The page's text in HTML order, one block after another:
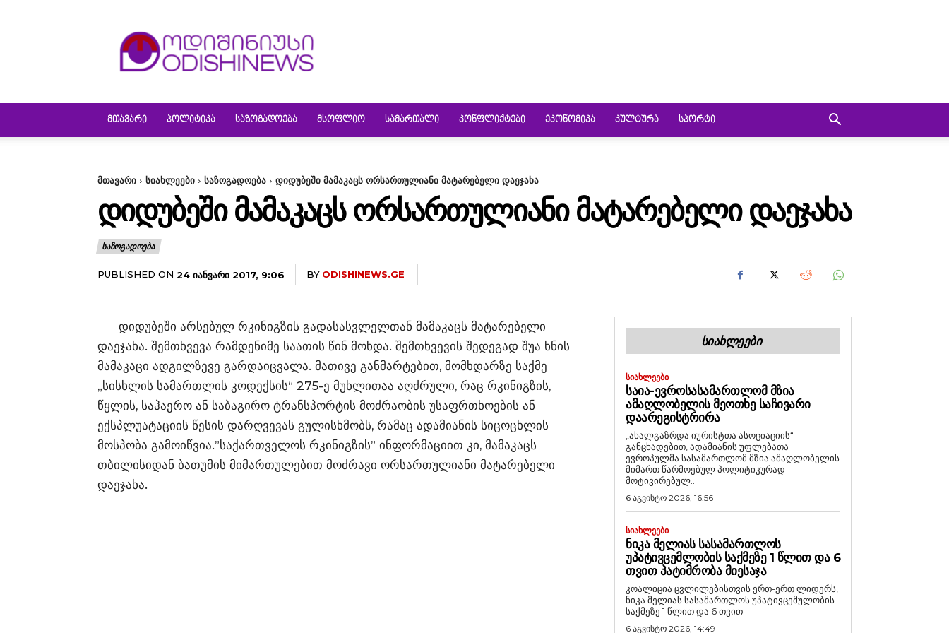
ᲛᲗᲐᲕᲐᲠᲘ ᲞᲝᲚᲘᲢᲘᲙᲐ ᲡᲐᲖᲝᲒᲐᲓᲝᲔᲑᲐ ᲛᲡᲝᲤᲚᲘᲝ ᲡᲐᲛᲐᲠᲗᲐᲚᲘ ᲙᲝᲜᲤᲚᲘᲥᲢᲔᲑᲘ ᲔᲙᲝᲜᲝᲛᲘᲙᲐ ᲙᲣᲚᲢᲣᲠᲐ ᲡᲞᲝᲠᲢᲘ
მთავარი სიახლეები საზოგადოება დიდუბეში მამაკაცს ორსართულიანი მატარებელი დაეჯახა
ᲓᲘᲓᲣᲑᲔᲨᲘ ᲛᲐᲛᲐᲙᲐᲪᲡ ᲝᲠᲡᲐᲠᲗᲣᲚᲘᲐᲜᲘ ᲛᲐᲢᲐᲠᲔᲑᲔᲚᲘ ᲓᲐᲔᲯᲐᲮᲐ
ᲡᲐᲖᲝᲒᲐᲓᲝᲔᲑᲐ
PUBLISHED ON 24 ᲘᲐᲜᲕᲐᲠᲘ 2017, 9:06 BY ODISHINEWS.GE
დიდუბეში არსებულ რკინიგზის გადასასვლელთან მამაკაცს მატარებელი
დაეჯახა. შემთხვევა რამდენიმე საათის წინ მოხდა. შემთხვევის შედეგად შუა ხნის
მამაკაცი ადგილზევე გარდაიცვალა. მათივე განმარტებით, მომხდარზე საქმე
„სისხლის სამართლის კოდექსის“ 275-ე მუხლითაა აღძრული, რაც რკინიგზის,
წყლის, საჰაერო ან საბაგირო ტრანსპორტის მოძრაობის უსაფრთხოების ან
ექსპლუატაციის წესის დარღვევას გულისხმობს, რამაც ადამიანის სიცოცხლის
მოსპობა გამოიწვია.”საქართველოს რკინიგზის” ინფორმაციით კი, მამაკაცს
თბილისიდან ბათუმის მიმართულებით მოძრავი ორსართულიანი მატარებელი
დაეჯახა.
ᲡᲘᲐᲮᲚᲔᲔᲑᲘ
ᲡᲘᲐᲮᲚᲔᲔᲑᲘ
ᲡᲐᲘᲐ-ᲔᲕᲠᲝᲡᲐᲡᲐᲛᲐᲠᲗᲚᲝᲛ ᲛᲖᲘᲐ
ᲐᲛᲐᲦᲚᲝᲑᲔᲚᲘᲡ ᲛᲔᲝᲗᲮᲔ ᲡᲐᲩᲘᲕᲐᲠᲘ
ᲓᲐᲐᲠᲔᲒᲘᲡᲢᲠᲘᲠᲐ
„ახალგაზრდა იურისტთა ასოციაციის“
განცხადებით, ადამიანის უფლებათა
ევროპულმა სასამართლომ მზია ამაღლობელის
მიმართ წარმოებულ პოლიტიკურად
მოტივირებულ...
6 აგვისტო 2026, 16:56
ᲡᲘᲐᲮᲚᲔᲔᲑᲘ
ᲜᲘᲙᲐ ᲛᲔᲚᲘᲐᲡ ᲡᲐᲡᲐᲛᲐᲠᲗᲚᲝᲡ
ᲣᲞᲐᲢᲘᲕᲪᲔᲛᲚᲝᲑᲘᲡ ᲡᲐᲥᲛᲔᲖᲔ 1 ᲬᲚᲘᲗ ᲓᲐ 6
ᲗᲕᲘᲗ ᲞᲐᲢᲘᲛᲠᲝᲑᲐ ᲛᲘᲔᲡᲐᲯᲐ
კოალიცია ცვლილებისთვის ერთ-ერთ ლიდერს,
ნიკა მელიას სასამართლოს უპატივცემულობის
საქმეზე 1 წლით და 6 თვით...
6 აგვისტო 2026, 14:49